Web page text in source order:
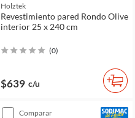
Holztek
Revestimiento pared Rondo Olive
interior 25 x 240 cm
(0)
$639 c/u
comparar